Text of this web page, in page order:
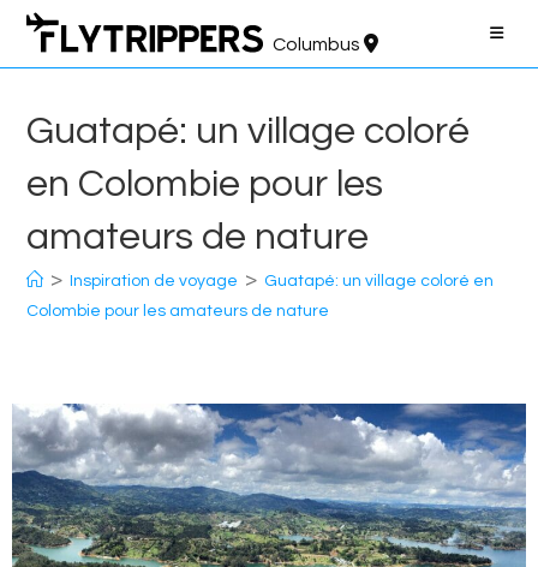
Aller
contenu
Columbus
Guatapé: un village coloré
en Colombie pour les
amateurs de nature
> Inspiration de voyage > Guatapé: un village coloré en
Colombie pour les amateurs de nature